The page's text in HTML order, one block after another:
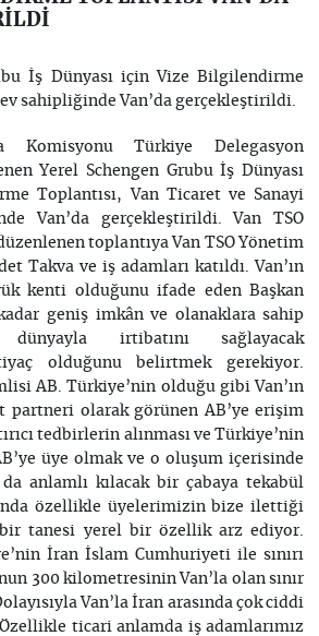
İş Dünyası için Vize Bilgilendirme
ev sahipliğinde Van’da gerçekleştirildi.
Komisyonu Türkiye Delegasyon
Yerel Schengen Grubu İş Dünyası
Toplantısı, Van Ticaret ve Sanayi
Van’da gerçekleştirildi. Van TSO
toplantıya Van TSO Yönetim
Takva ve iş adamları katıldı. Van’ın
kenti olduğunu ifade eden Başkan
geniş imkân ve olanaklara sahip
irtibatını sağlayacak
olduğunu belirtmek gerekiyor.
AB. Türkiye’nin olduğu gibi Van’ın
partneri olarak görünen AB’ye erişim
tedbirlerin alınması ve Türkiye’nin
üye olmak ve o oluşum içerisinde
da anlamlı kılacak bir çabaya tekabül
özellikle üyelerimizin bize ilettiği
tanesi yerel bir özellik arz ediyor.
İran İslam Cumhuriyeti ile sınırı
300 kilometresinin Van’la olan sınır
Van’la İran arasında çok ciddi
ticari anlamda iş adamlarımız